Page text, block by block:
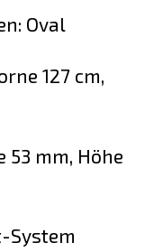
Oval
127 cm,
53 mm, Höhe
System